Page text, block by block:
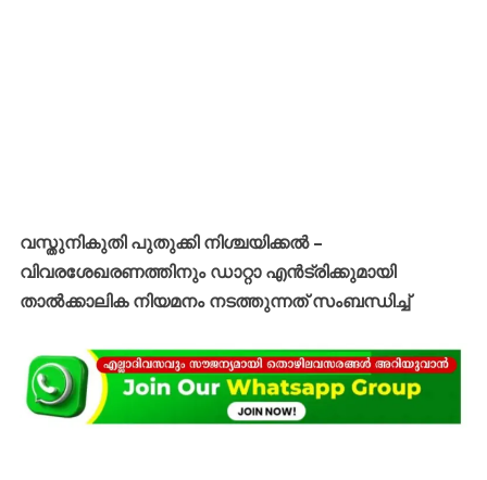
വസ്തുനികുതി പുതുക്കി നിശ്ചയിക്കൽ –
വിവരശേഖരണത്തിനും ഡാറ്റാ എൻട്രിക്കുമായി
താൽക്കാലിക നിയമനം നടത്തുന്നത് സംബന്ധിച്ച്